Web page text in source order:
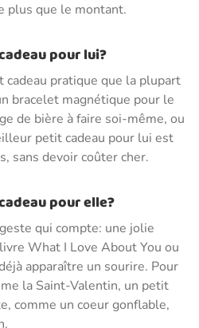
plus que le montant.
pour lui?
pratique que la plupart
bracelet magnétique pour le
de bière à faire soi-même, ou
petit cadeau pour lui est
sans devoir coûter cher.
pour elle?
qui compte: une jolie
What I Love About You ou
apparaître un sourire. Pour
la Saint-Valentin, un petit
comme un coeur gonflable,